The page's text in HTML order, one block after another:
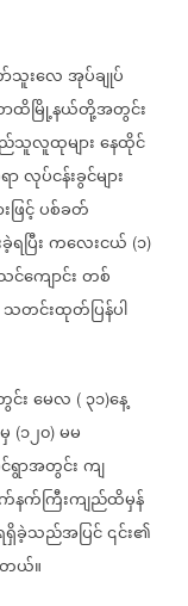
သူးလေအုပ်ချုပ်
ထိမြို့နယ်တို့အတွင်း
ည်သူလူထုများနေထိုင်
ာလုပ်ငန်းခွင်များ
ြင့်ပစ်ခတ်
ပြီးကလေးငယ် (၁)
င်ကျောင်းတစ်
သတင်းထုတ်ပြန်ပါ
းမေလ ( ၃၁)နေ့
(၁၂၀) မမ
ရွာအတွင်းကျ
က်ကြီးကျည်ထိမှန်
ခဲ့သည်အပြင်၎င်း၏
ယ်။